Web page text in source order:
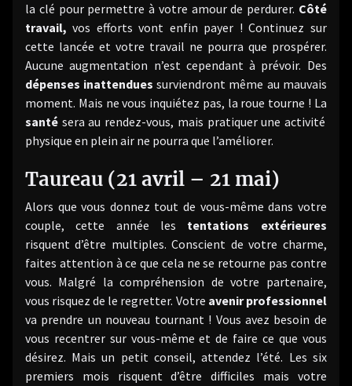
la clé pour permettre à votre amour de perdurer. Côté
travail, vos efforts vont enfin payer ! Continuez sur
cette lancée et votre travail ne pourra que prospérer.
Aucune augmentation n’est cependant à prévoir. Des
dépenses inattendues surviendront même au mauvais
moment. Mais ne vous inquiétez pas, la roue tourne ! La
santé sera au rendez-vous, mais pratiquer une activité
physique en plein air ne pourra que l’améliorer.
Taureau (21 avril – 21 mai)
Alors que vous donnez tout de vous-même dans votre
couple, cette année les tentations extérieures
risquent d’être multiples. Conscient de votre charme,
faites attention à ce que cela ne se retourne pas contre
vous. Malgré la compréhension de votre partenaire,
vous risquez de le regretter. Votre avenir professionnel
va prendre un nouveau tournant ! Vous avez besoin de
vous recentrer sur vous-même et de faire ce que vous
désirez. Mais un petit conseil, attendez l’été. Les six
premiers mois risquent d’être difficiles mais votre